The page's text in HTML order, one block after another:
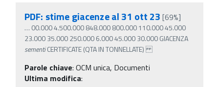
PDF: stime giacenze al 31 ott 23 [69%]
… 00.000 4.500.000 848.000 800.000 110.000 45.000
23.000 35.000 250.000 6.000 45.000 30.000 GIACENZA
sementiCERTIFICATE (QTA IN TONNELLATE)
Parole chiave: OCM unica, Documenti
Ultima modifica: